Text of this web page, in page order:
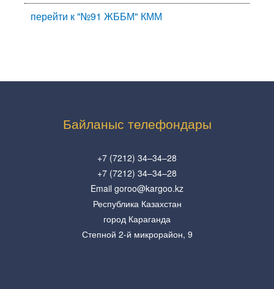
перейти к "№91 ЖББМ" КММ
Байланыс телефондары
+7 (7212) 34–34–28
+7 (7212) 34–34–28
Email goroo@kargoo.kz
Республика Казахстан
город Караганда
Степной 2-й микрорайон, 9